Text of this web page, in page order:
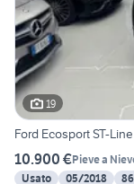
19
Ford Ecosport ST-
10.900 €Pieve a
Usato
05/2018